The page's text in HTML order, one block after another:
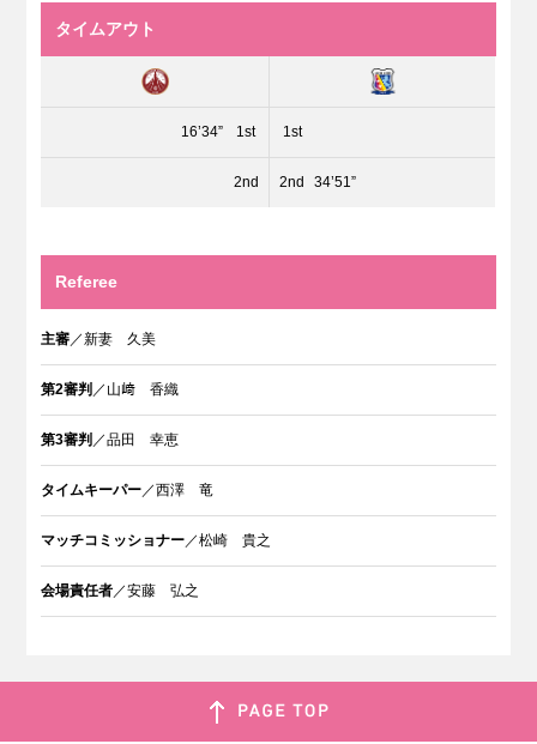
タイムアウト
16’34” 1st 1st
2nd 2nd 34’51”
Referee
主審 ／新妻 久美
第2審判 ／山﨑 香織
第3審判 ／品田 幸恵
タイムキーパー ／西澤 竜
マッチコミッショナー ／松崎 貴之
会場責任者 ／安藤 弘之